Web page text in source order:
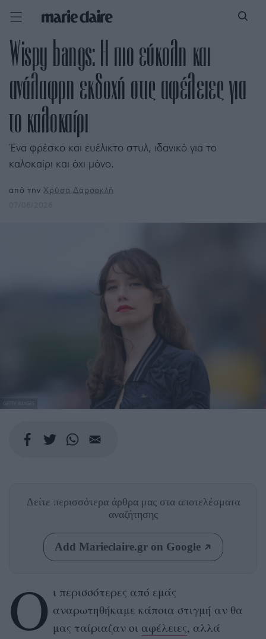
Wispy bangs: Η πιο εύκολη και
ανάλαφρη εκδοχή στις αφέλειες για
το καλοκαίρι
Ένα φρέσκο και ευέλικτο στυλ, ιδανικό για το
καλοκαίρι και όχι μόνο.
από τηνΧρύσα Δαρσακλή
GETTY IMAGES
Δείτε περισσότερα άρθρα μας στα αποτελέσματα
αναζήτησης
Add Marieclaire.gr on Google
Ο ι περισσότερες από εμάς
αναρωτηθήκαμε κάποια στιγμή αν θα
μας ταίριαζαν οι αφέλειες, αλλά